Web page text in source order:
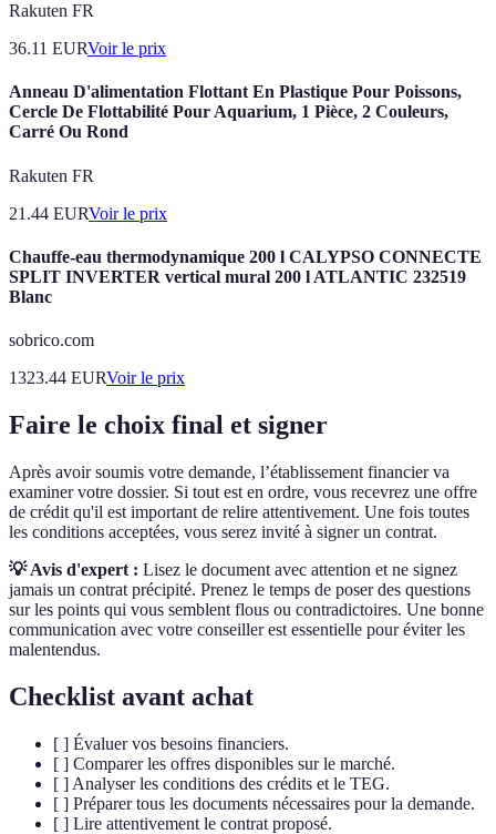
Rakuten FR
36.11 EURVoir le prix
Anneau D'alimentation Flottant En Plastique Pour Poissons,
Cercle De Flottabilité Pour Aquarium, 1 Pièce, 2 Couleurs,
Carré Ou Rond
Rakuten FR
21.44 EURVoir le prix
Chauffe-eau thermodynamique 200 l CALYPSO CONNECTE
SPLIT INVERTER vertical mural 200 l ATLANTIC 232519
Blanc
sobrico.com
1323.44 EURVoir le prix
Faire le choix final et signer
Après avoir soumis votre demande, l’établissement financier va
examiner votre dossier. Si tout est en ordre, vous recevrez une offre
de crédit qu'il est important de relire attentivement. Une fois toutes
les conditions acceptées, vous serez invité à signer un contrat.
💡 Avis d'expert : Lisez le document avec attention et ne signez
jamais un contrat précipité. Prenez le temps de poser des questions
sur les points qui vous semblent flous ou contradictoires. Une bonne
communication avec votre conseiller est essentielle pour éviter les
malentendus.
Checklist avant achat
[ ] Évaluer vos besoins financiers.
[ ] Comparer les offres disponibles sur le marché.
[ ] Analyser les conditions des crédits et le TEG.
[ ] Préparer tous les documents nécessaires pour la demande.
[ ] Lire attentivement le contrat proposé.